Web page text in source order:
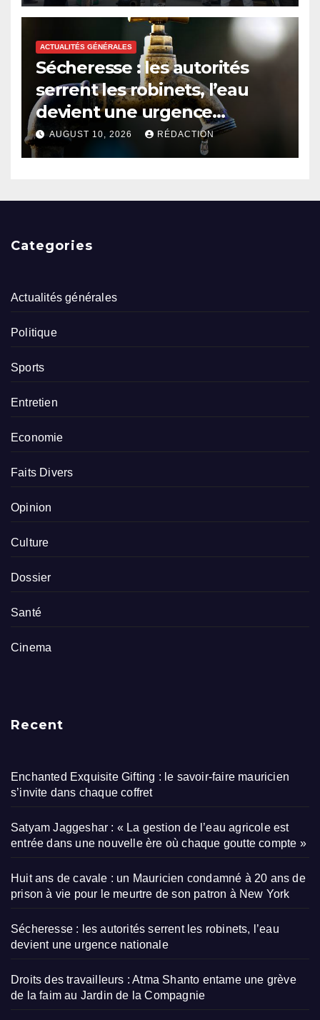
New York
ACTUALITÉS GÉNÉRALES
Sécheresse : les autorités
serrent les robinets, l’eau
devient une urgence
nationale
AUGUST 10, 2026 RÉDACTION
Categories
Actualités générales
Politique
Sports
Entretien
Economie
Faits Divers
Opinion
Culture
Dossier
Santé
Cinema
Recent
Enchanted Exquisite Gifting : le savoir-faire mauricien
s’invite dans chaque coffret
Satyam Jaggeshar : « La gestion de l’eau agricole est
entrée dans une nouvelle ère où chaque goutte compte »
Huit ans de cavale : un Mauricien condamné à 20 ans de
prison à vie pour le meurtre de son patron à New York
Sécheresse : les autorités serrent les robinets, l’eau
devient une urgence nationale
Droits des travailleurs : Atma Shanto entame une grève
de la faim au Jardin de la Compagnie